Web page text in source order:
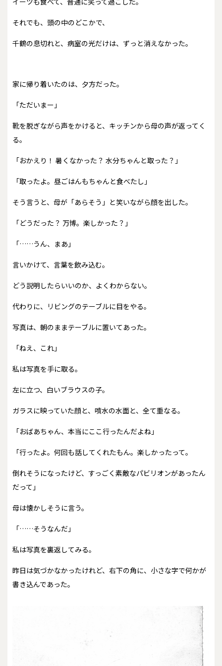
それでも、頭の中のどこかで、
千鶴の息切れと、病室の光だけは、ずっと消えなかった。
家に帰り着いたのは、夕方だった。
「ただいまー」
靴を脱ぎながら声をかけると、キッチンから母の声が返ってく
る。
「おかえり！ 暑くなかった？ 水分ちゃんと取った？」
「取ったよ。昼ごはんもちゃんと食べたし」
そう言うと、母が「あらそう」と笑いながら顔を出した。
「どうだった？ 万博。楽しかった？」
「……うん、まあ」
言いかけて、言葉を飲み込む。
どう説明したらいいのか、よくわからない。
代わりに、リビングのテーブルに目をやる。
写真は、朝のままテーブルに置いてあった。
「ねえ、これ」
私は写真を手に取る。
左に立つ、白いブラウスの子。
ガラスに映っていた顔と、噴水の水面と、全て重なる。
「おばあちゃん、本当にここ行ったんだよね」
「行ったよ。何回も話してくれたもん。楽しかったって。
倒れそうになったけど、すっごく素敵なパビリオンがあったん
だって」
母は懐かしそうに言う。
「……そうなんだ」
私は写真を裏返してみる。
昨日は気づかなかったけれど、右下の角に、小さな字で何かが
書き込んであった。